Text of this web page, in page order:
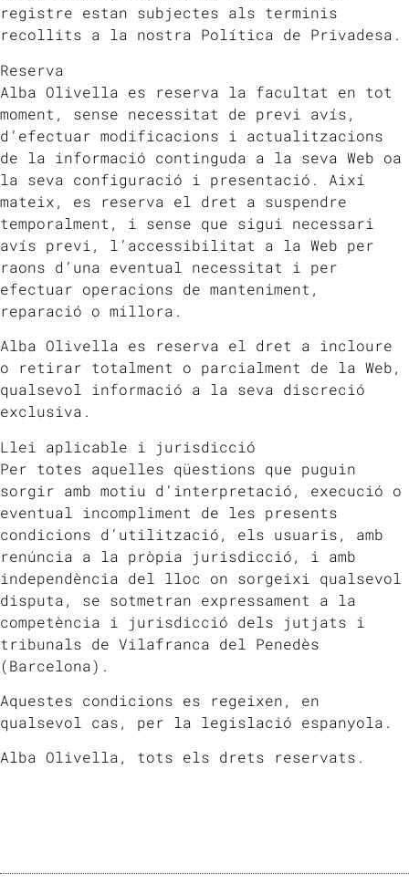
registre estan subjectes als terminis
recollits a la nostra Política de Privadesa.
Reserva
Alba Olivella es reserva la facultat en tot
moment, sense necessitat de previ avís,
d’efectuar modificacions i actualitzacions
de la informació continguda a la seva Web oa
la seva configuració i presentació. Així
mateix, es reserva el dret a suspendre
temporalment, i sense que sigui necessari
avís previ, l’accessibilitat a la Web per
raons d’una eventual necessitat i per
efectuar operacions de manteniment,
reparació o millora.
Alba Olivella es reserva el dret a incloure
o retirar totalment o parcialment de la Web,
qualsevol informació a la seva discreció
exclusiva.
Llei aplicable i jurisdicció
Per totes aquelles qüestions que puguin
sorgir amb motiu d’interpretació, execució o
eventual incompliment de les presents
condicions d’utilització, els usuaris, amb
renúncia a la pròpia jurisdicció, i amb
independència del lloc on sorgeixi qualsevol
disputa, se sotmetran expressament a la
competència i jurisdicció dels jutjats i
tribunals de Vilafranca del Penedès
(Barcelona).
Aquestes condicions es regeixen, en
qualsevol cas, per la legislació espanyola.
Alba Olivella, tots els drets reservats.